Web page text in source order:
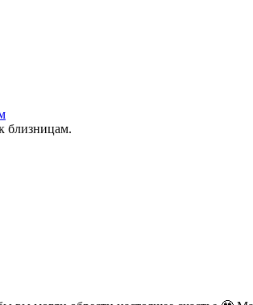
близницам.